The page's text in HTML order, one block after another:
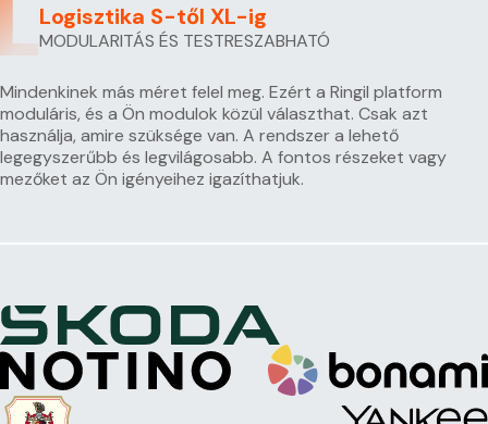
Logisztika S-től XL-ig
MODULARITÁS ÉS TESTRESZABHATÓ
Mindenkinek más méret felel meg. Ezért a Ringil platform
moduláris, és a Ön modulok közül választhat. Csak azt
használja, amire szüksége van. A rendszer a lehető
legegyszerűbb és legvilágosabb. A fontos részeket vagy
mezőket az Ön igényeihez igazíthatjuk.